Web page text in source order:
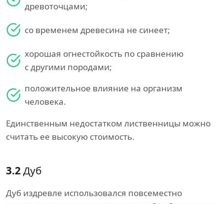
древоточцами;
со временем древесина не синеет;
хорошая огнестойкость по сравнению
с другими породами;
положительное влияние на организм
человека.
Единственным недостатком лиственницы можно
считать ее высокую стоимость.
3.2Дуб
Дуб издревле использовался повсеместно